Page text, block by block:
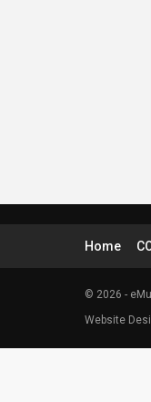
Home
© 2026 -
Website